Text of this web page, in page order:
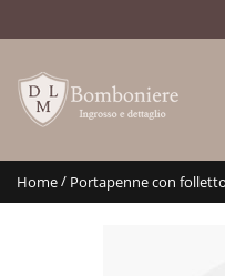
Home/ Portapenne con